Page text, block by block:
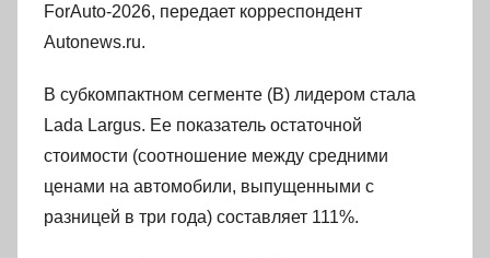
ForAuto-2026, передает корреспондент
Autonews.ru.
В субкомпактном сегменте (B) лидером стала
Lada Largus. Ее показатель остаточной
стоимости (соотношение между средними
ценами на автомобили, выпущенными с
разницей в три года) составляет 111%.